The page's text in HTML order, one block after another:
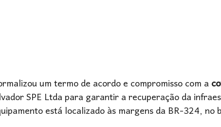
um termo de acordo e compromisso com a
SPE Ltda para garantir a recuperação da
está localizado às margens da BR-324, no